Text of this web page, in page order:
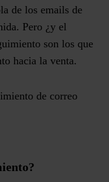
de los emails de
Pero ¿y el
son los que
hacia la venta.
de correo